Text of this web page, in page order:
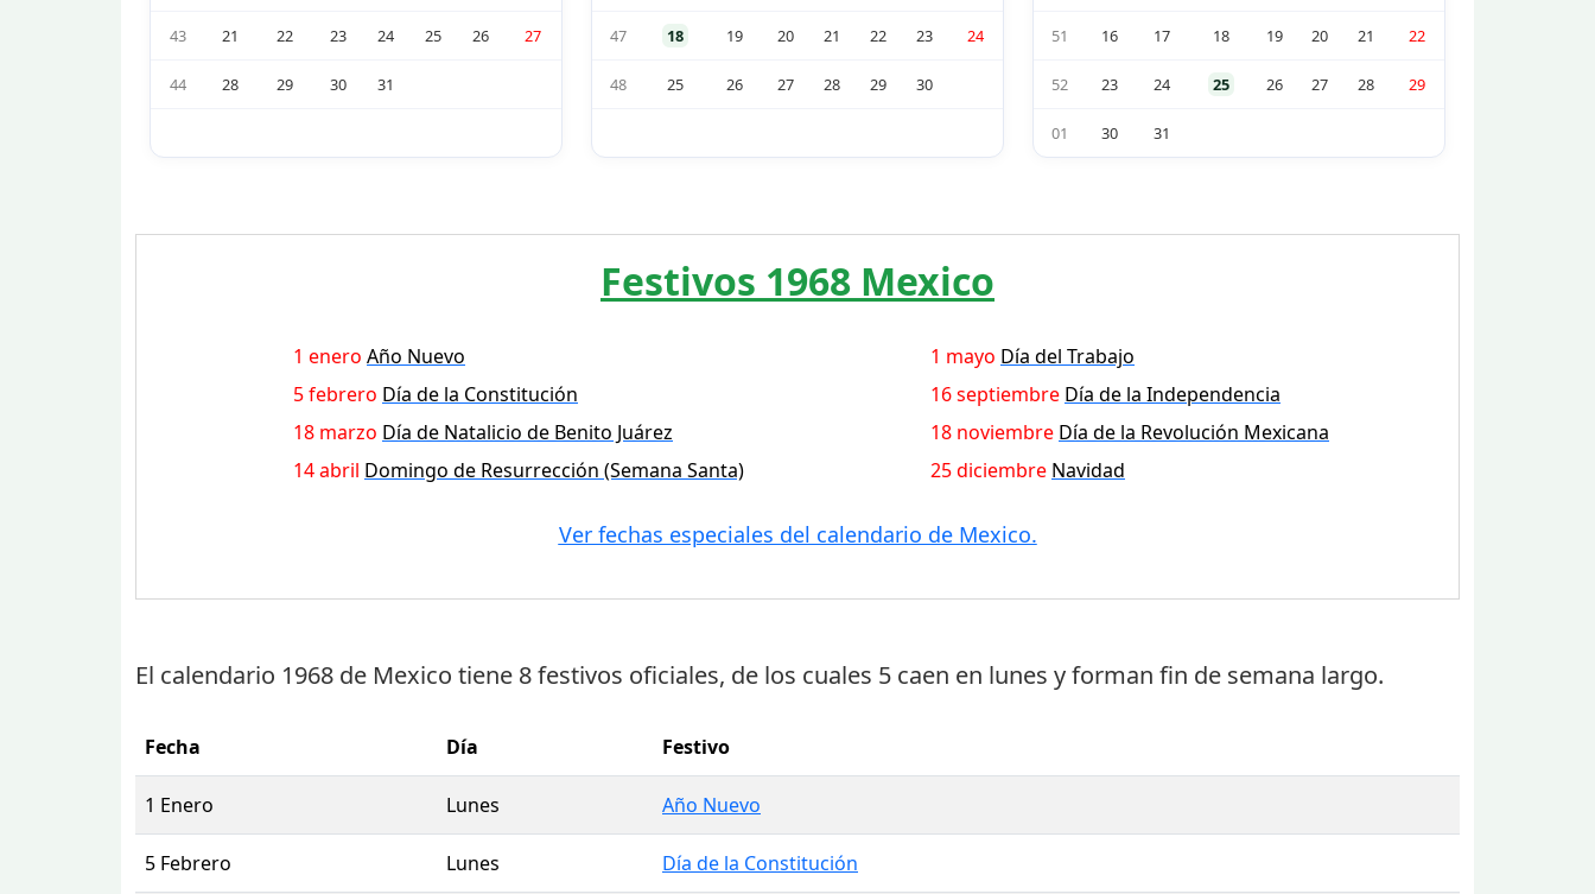
43 21 22 23 24 25 26 27
44 28 29 30 31
47 18 19 20 21 22 23 24
48 25 26 27 28 29 30
51 16 17 18 19 20 21 22
52 23 24 25 26 27 28 29
01 30 31
Festivos 1968 Mexico
1 enero Año Nuevo
5 febrero Día de la Constitución
18 marzo Día de Natalicio de Benito Juárez
14 abril Domingo de Resurrección (Semana Santa)
1 mayo Día del Trabajo
16 septiembre Día de la Independencia
18 noviembre Día de la Revolución Mexicana
25 diciembre Navidad
Ver fechas especiales del calendario de Mexico.
El calendario 1968 de Mexico tiene 8 festivos oficiales, de los cuales 5 caen en lunes y forman fin de semana largo.
Fecha Día Festivo
1 Enero Lunes Año Nuevo
5 Febrero Lunes Día de la Constitución